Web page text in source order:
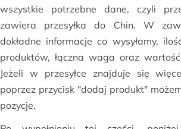
wszystkie potrzebne dane, czyli
zawiera przesyłka do Chin. W
dokładne informacje co wysyłamy,
produktów, łączna waga oraz
Jeżeli w przesyłce znajduje się
poprzez przycisk "dodaj produkt"
pozycje.